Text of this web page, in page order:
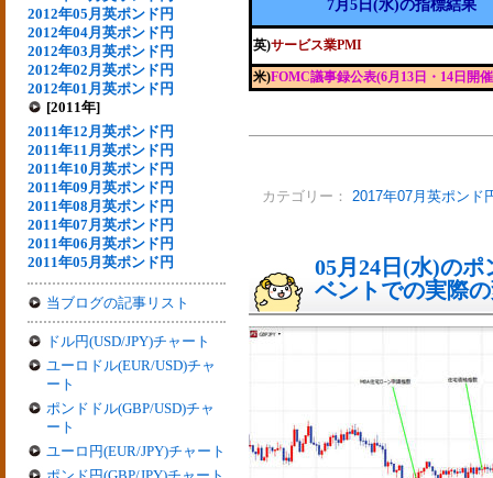
2012年05月英ポンド円
2012年04月英ポンド円
2012年03月英ポンド円
2012年02月英ポンド円
2012年01月英ポンド円
[2011年]
2011年12月英ポンド円
2011年11月英ポンド円
2011年10月英ポンド円
2011年09月英ポンド円
2011年08月英ポンド円
2011年07月英ポンド円
2011年06月英ポンド円
2011年05月英ポンド円
当ブログの記事リスト
ドル円(USD/JPY)チャート
ユーロドル(EUR/USD)チャ
ート
ポンドドル(GBP/USD)チャ
ート
ユーロ円(EUR/JPY)チャート
7月5日(水)の指標結果
英)サービス業PMI
米)FOMC議事録公表(6月13日・14日開
カテゴリー： 2017年07月英ポンド
05月24日(水)の
ベントでの実際